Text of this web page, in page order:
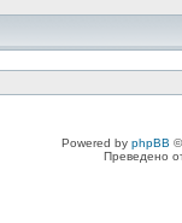
Powered by phpBB
Преведено